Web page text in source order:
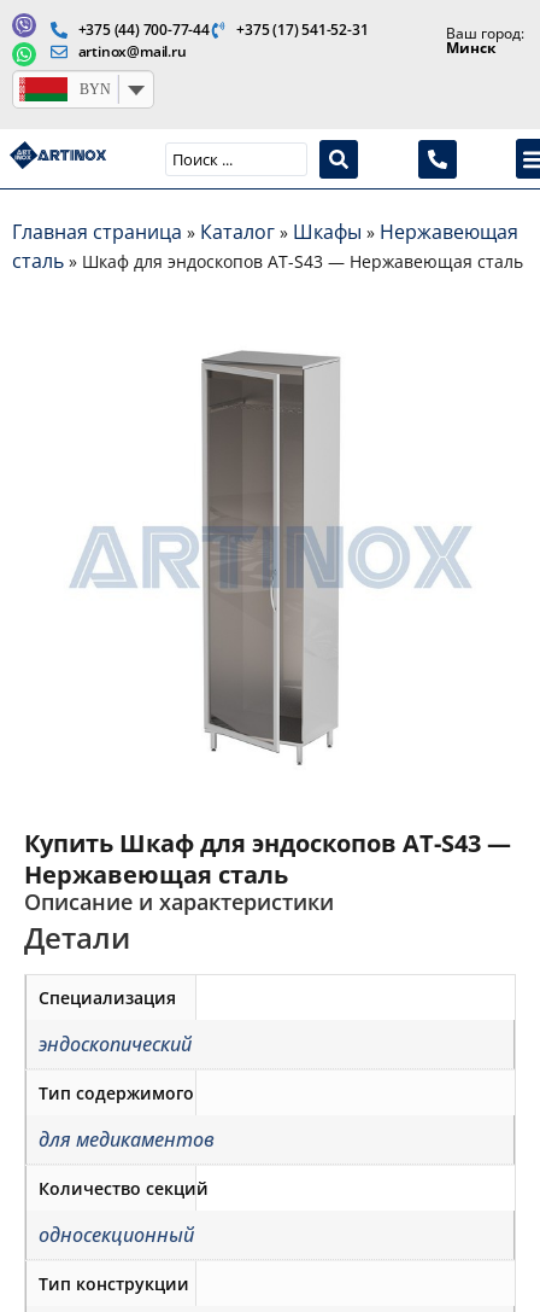
Главная страница » Каталог » Шкафы » Нержавеющая
сталь » Шкаф для эндоскопов AT-S43 — Нержавеющая сталь
Купить Шкаф для эндоскопов AT-S43 —
Нержавеющая сталь
Описание и характеристики
Детали
Специализация
эндоскопический
Тип содержимого
для медикаментов
Количество секций
односекционный
Тип конструкции
+375 (44) 700-77-44
+375 (17) 541-52-31
artinox@mail.ru
Ваш город:
Минск
BYN
Производство медицинской продукции и